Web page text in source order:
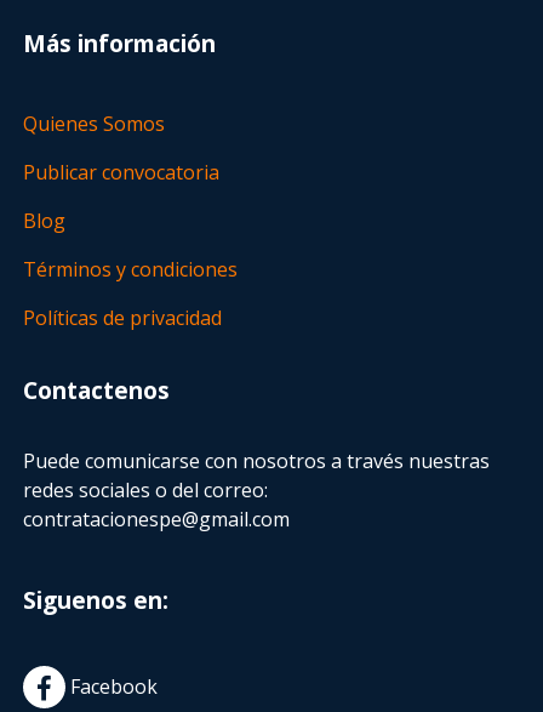
Más información
Quienes Somos
Publicar convocatoria
Blog
Términos y condiciones
Políticas de privacidad
Contactenos
Puede comunicarse con nosotros a través nuestras
redes sociales o del correo:
contratacionespe@gmail.com
Siguenos en:
Facebook